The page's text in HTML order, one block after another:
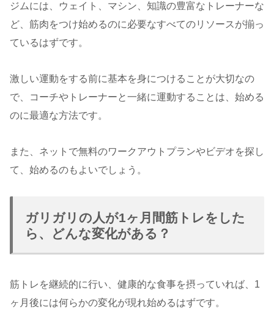
ジムには、ウェイト、マシン、知識の豊富なトレーナーな
ど、筋肉をつけ始めるのに必要なすべてのリソースが揃っ
ているはずです。
激しい運動をする前に基本を身につけることが大切なの
で、コーチやトレーナーと一緒に運動することは、始める
のに最適な方法です。
また、ネットで無料のワークアウトプランやビデオを探し
て、始めるのもよいでしょう。
ガリガリの人が1ヶ月間筋トレをした
ら、どんな変化がある？
筋トレを継続的に行い、健康的な食事を摂っていれば、1
ヶ月後には何らかの変化が現れ始めるはずです。